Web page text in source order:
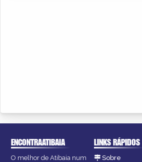
ENCONTRAATIBAIA
O melhor de Atibaia num
LINKS RÁPIDOS
Sobre